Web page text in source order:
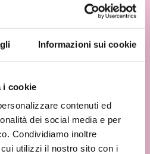
Informazioni sui cookie
i cookie
contenuti ed
dei social media e per
Condividiamo inoltre
utilizzi il nostro sito con i